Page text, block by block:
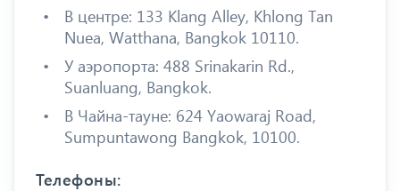
В центре: 133 Klang Alley, Khlong Tan
Nuea, Watthana, Bangkok 10110.
У аэропорта: 488 Srinakarin Rd.,
Suanluang, Bangkok.
В Чайна-тауне: 624 Yaowaraj Road,
Sumpuntawong Bangkok, 10100.
Телефоны: